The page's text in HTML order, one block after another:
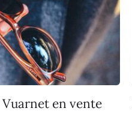
en vente